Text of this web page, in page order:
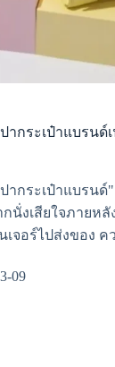
ากระเป๋าแบรนด์
ากระเป๋าแบรน
งเสียใจภายหลั
เจอร์ไปส่งของ ค
09